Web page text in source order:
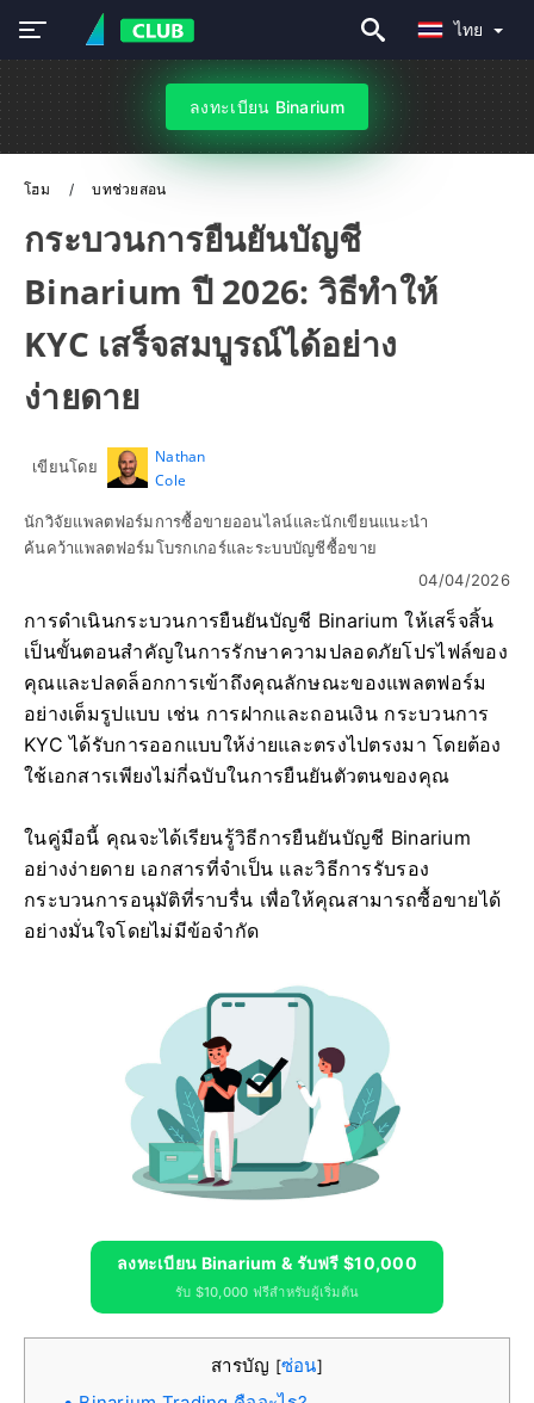
ไทย
ลงทะเบียน Binarium
โฮม บทช่วยสอน
กระบวนการยืนยันบัญชี
Binarium ปี 2026: วิธีทำให้
KYC เสร็จสมบูรณ์ได้อย่าง
ง่ายดาย
เขียนโดย
Nathan
Cole
นักวิจัยแพลตฟอร์มการซื้อขายออนไลน์และนักเขียนแนะนำ
ค้นคว้าแพลตฟอร์มโบรกเกอร์และระบบบัญชีซื้อขาย
04/04/2026
การดำเนินกระบวนการยืนยันบัญชี Binarium ให้เสร็จสิ้น
เป็นขั้นตอนสำคัญในการรักษาความปลอดภัยโปรไฟล์ของ
คุณและปลดล็อกการเข้าถึงคุณลักษณะของแพลตฟอร์ม
อย่างเต็มรูปแบบ เช่น การฝากและถอนเงิน กระบวนการ
KYC ได้รับการออกแบบให้ง่ายและตรงไปตรงมา โดยต้อง
ใช้เอกสารเพียงไม่กี่ฉบับในการยืนยันตัวตนของคุณ
ในคู่มือนี้ คุณจะได้เรียนรู้วิธีการยืนยันบัญชี Binarium
อย่างง่ายดาย เอกสารที่จำเป็น และวิธีการรับรอง
กระบวนการอนุมัติที่ราบรื่น เพื่อให้คุณสามารถซื้อขายได้
อย่างมั่นใจโดยไม่มีข้อจำกัด
ลงทะเบียน Binarium & รับฟรี $10,000
รับ $10,000 ฟรีสำหรับผู้เริ่มต้น
สารบัญ [ซ่อน]